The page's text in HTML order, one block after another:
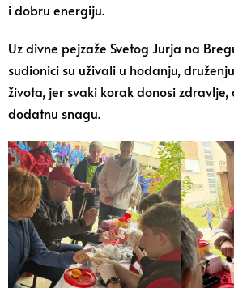
i dobru energiju.
Uz divne pejzaže Svetog Jurja na
sudionici su uživali u hodanju,
života, jer svaki korak donosi zdravlje,
dodatnu snagu.